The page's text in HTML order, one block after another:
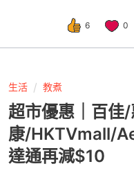
6 0
生活 教煮
超市優惠｜百佳
康/HKTVmall/
達通再減$10